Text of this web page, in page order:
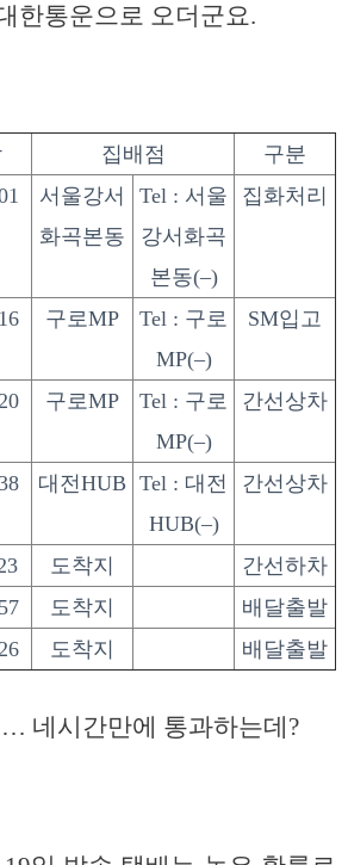
한통운으로 오더군요.
집배점
구분
서울강서
화곡본동
Tel : 서울
강서화곡
본동(–)
집화처리
구로MP
Tel : 구로
MP(–)
SM입고
구로MP
Tel : 구로
MP(–)
간선상차
대전HUB Tel : 대전
HUB(–)
간선상차
도착지
간선하차
도착지
배달출발
도착지 배달출발
네시간만에 통과하는데?